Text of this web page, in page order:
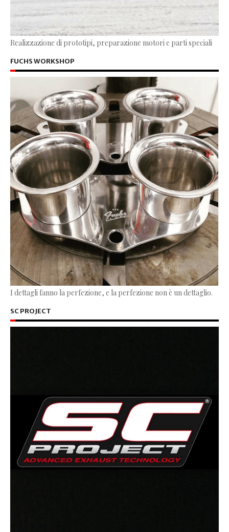
Realizzazione di prototipi, preparazione motori e parti speciali
FUCHS WORKSHOP
I dettagli fanno la perfezione, e la perfezione non è un dettaglio.
SC PROJECT